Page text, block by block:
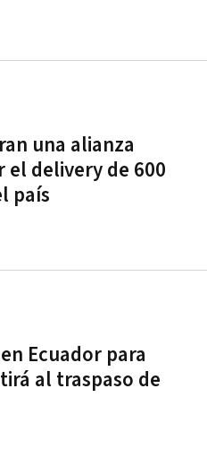
una alianza
el delivery de 600
país
Ecuador para
al traspaso de